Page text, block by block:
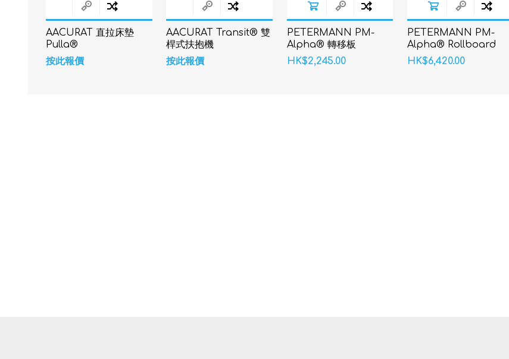
AACURAT 直拉床墊
Pulla®
按此報價
AACURAT Transit® 雙
桿式扶抱機
按此報價
PETERMANN PM-
Alpha® 轉移板
HK$2,245.00
PETERMANN PM-
Alpha® Rollboard
Vision 轉移板
HK$6,420.00